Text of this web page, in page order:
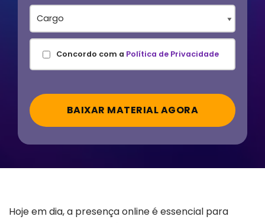
Concordo com a Política de Privacidade
Hoje em dia, a presença online é essencial para